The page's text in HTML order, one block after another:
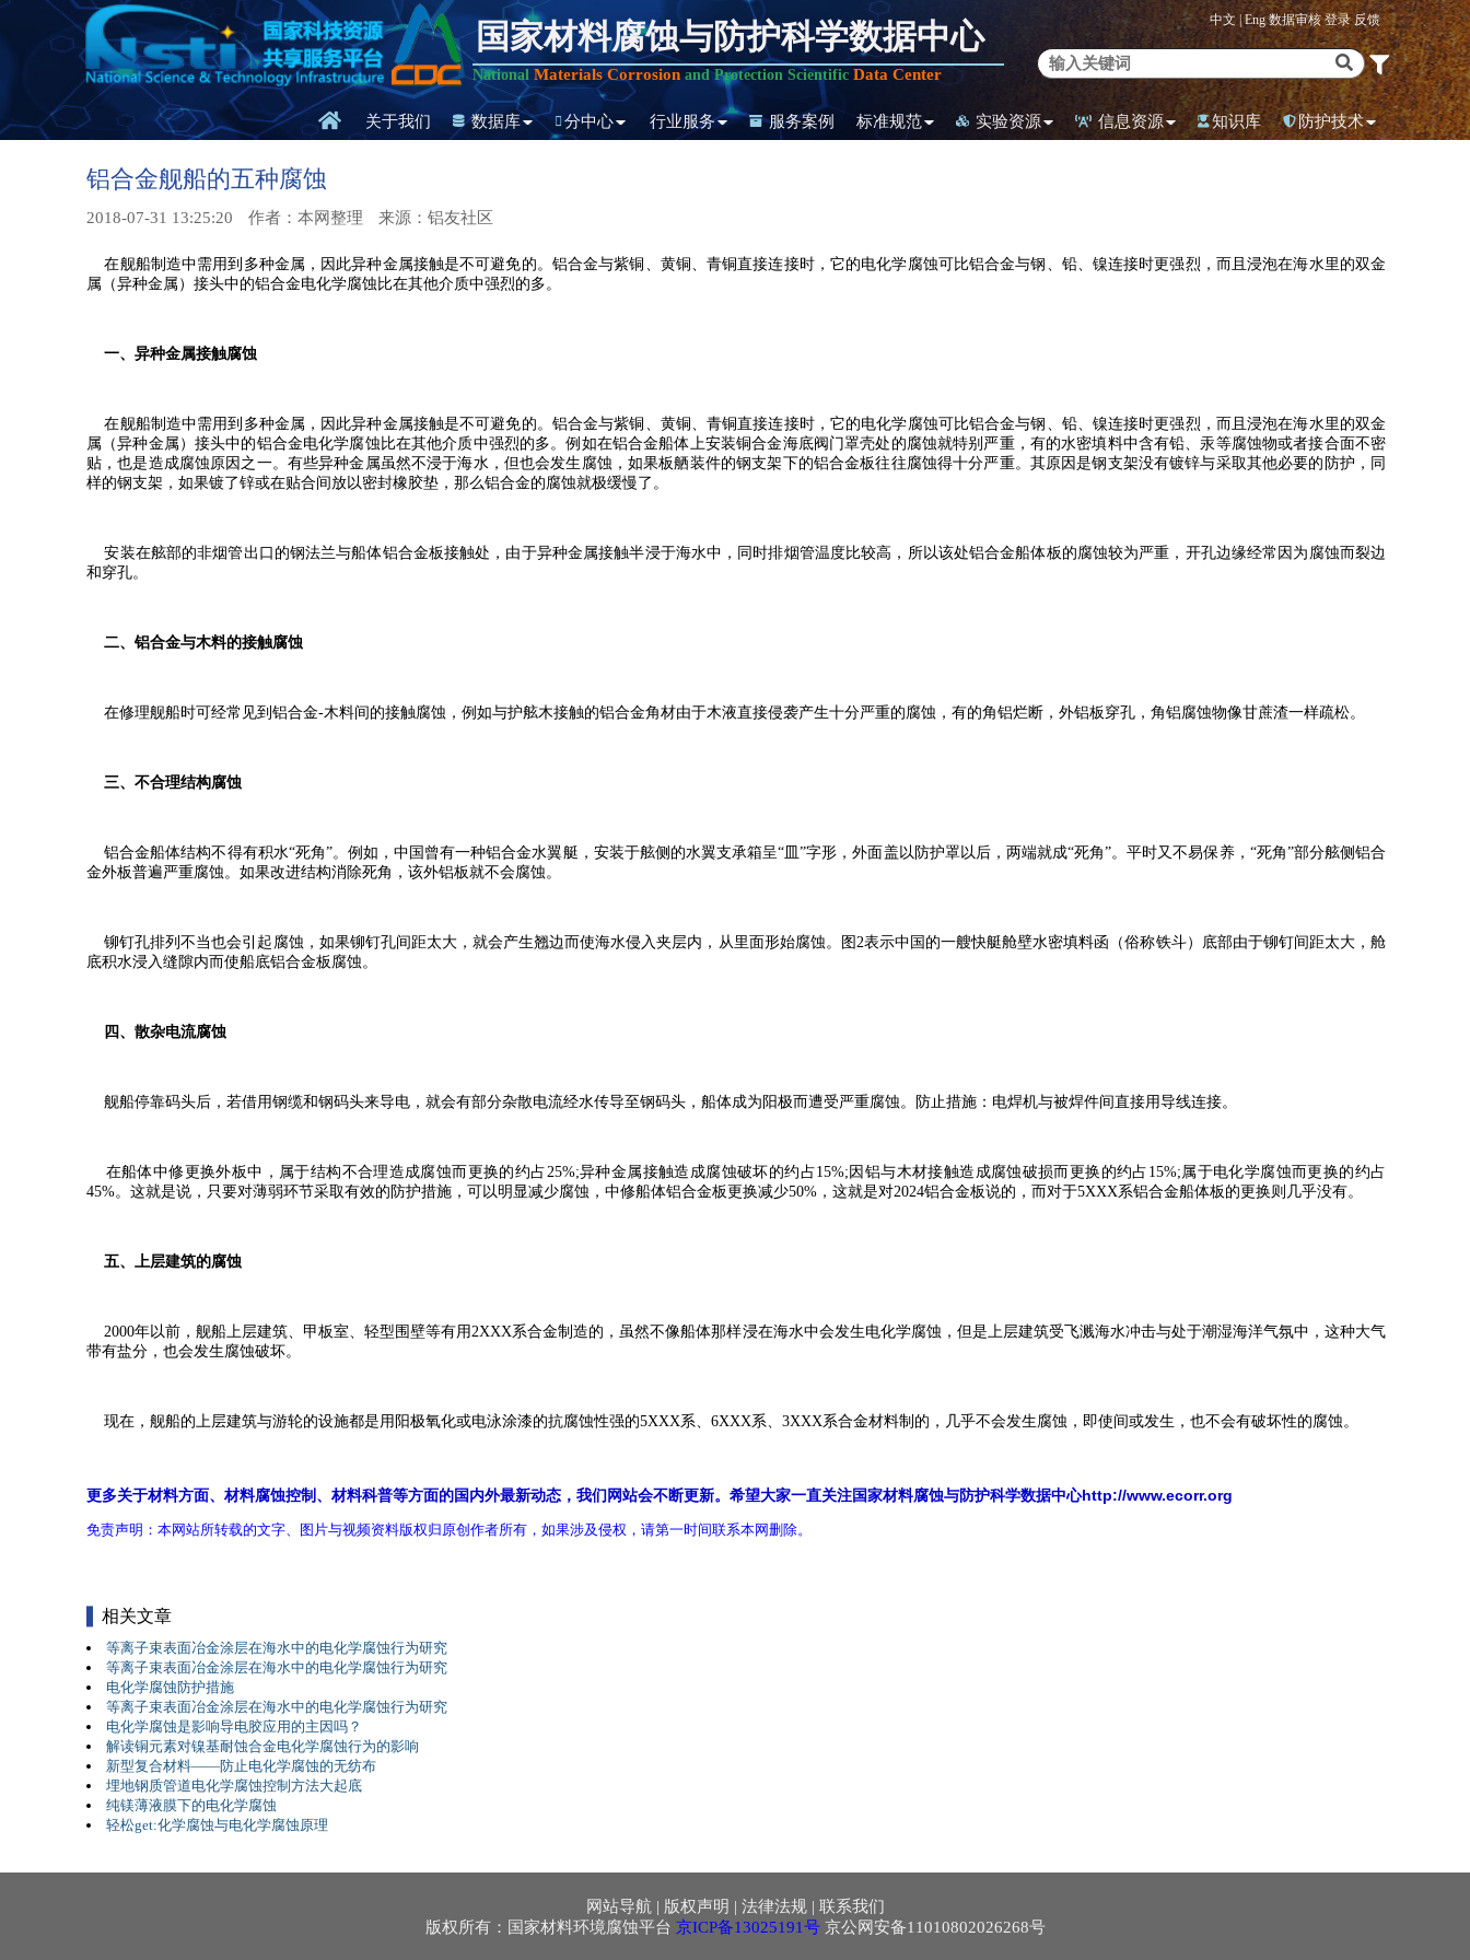
国家材料腐蚀与防护科学数据中心
National Materials Corrosionand Protection Scientific Data Center
中文 |Eng 数据审核登录反馈
关于我们 数据库 分中心 行业服务 服务案例 标准规范 实验资源 信息资源 知识库 防护技术
铝合金舰船的五种腐蚀
2018-07-31 13:25:20 作者：本网整理 来源：铝友社区
在舰船制造中需用到多种金属，因此异种金属接触是不可避免的。铝合金与紫铜、黄铜、青铜直接连接时，它的电化学腐蚀可比铝合金与钢、铅、镍连接时更强烈，而且浸泡在海水里的双金
属（异种金属）接头中的铝合金电化学腐蚀比在其他介质中强烈的多。
一、异种金属接触腐蚀
在舰船制造中需用到多种金属，因此异种金属接触是不可避免的。铝合金与紫铜、黄铜、青铜直接连接时，它的电化学腐蚀可比铝合金与钢、铅、镍连接时更强烈，而且浸泡在海水里的双金
属（异种金属）接头中的铝合金电化学腐蚀比在其他介质中强烈的多。例如在铝合金船体上安装铜合金海底阀门罩壳处的腐蚀就特别严重，有的水密填料中含有铅、汞等腐蚀物或者接合面不密
贴，也是造成腐蚀原因之一。有些异种金属虽然不浸于海水，但也会发生腐蚀，如果板舾装件的钢支架下的铝合金板往往腐蚀得十分严重。其原因是钢支架没有镀锌与采取其他必要的防护，同
样的钢支架，如果镀了锌或在贴合间放以密封橡胶垫，那么铝合金的腐蚀就极缓慢了。
安装在舷部的非烟管出口的钢法兰与船体铝合金板接触处，由于异种金属接触半浸于海水中，同时排烟管温度比较高，所以该处铝合金船体板的腐蚀较为严重，开孔边缘经常因为腐蚀而裂边
和穿孔。
二、铝合金与木料的接触腐蚀
在修理舰船时可经常见到铝合金-木料间的接触腐蚀，例如与护舷木接触的铝合金角材由于木液直接侵袭产生十分严重的腐蚀，有的角铝烂断，外铝板穿孔，角铝腐蚀物像甘蔗渣一样疏松。
三、不合理结构腐蚀
铝合金船体结构不得有积水“死角”。例如，中国曾有一种铝合金水翼艇，安装于舷侧的水翼支承箱呈“皿”字形，外面盖以防护罩以后，两端就成“死角”。平时又不易保养，“死角”部分舷侧铝合
金外板普遍严重腐蚀。如果改进结构消除死角，该外铝板就不会腐蚀。
铆钉孔排列不当也会引起腐蚀，如果铆钉孔间距太大，就会产生翘边而使海水侵入夹层内，从里面形始腐蚀。图2表示中国的一艘快艇舱壁水密填料函（俗称铁斗）底部由于铆钉间距太大，舱
底积水浸入缝隙内而使船底铝合金板腐蚀。
四、散杂电流腐蚀
舰船停靠码头后，若借用钢缆和钢码头来导电，就会有部分杂散电流经水传导至钢码头，船体成为阳极而遭受严重腐蚀。防止措施：电焊机与被焊件间直接用导线连接。
在船体中修更换外板中，属于结构不合理造成腐蚀而更换的约占25%;异种金属接触造成腐蚀破坏的约占15%;因铝与木材接触造成腐蚀破损而更换的约占15%;属于电化学腐蚀而更换的约占
45%。这就是说，只要对薄弱环节采取有效的防护措施，可以明显减少腐蚀，中修船体铝合金板更换减少50%，这就是对2024铝合金板说的，而对于5XXX系铝合金船体板的更换则几乎没有。
五、上层建筑的腐蚀
2000年以前，舰船上层建筑、甲板室、轻型围壁等有用2XXX系合金制造的，虽然不像船体那样浸在海水中会发生电化学腐蚀，但是上层建筑受飞溅海水冲击与处于潮湿海洋气氛中，这种大气
带有盐分，也会发生腐蚀破坏。
现在，舰船的上层建筑与游轮的设施都是用阳极氧化或电泳涂漆的抗腐蚀性强的5XXX系、6XXX系、3XXX系合金材料制的，几乎不会发生腐蚀，即使间或发生，也不会有破坏性的腐蚀。
更多关于材料方面、材料腐蚀控制、材料科普等方面的国内外最新动态，我们网站会不断更新。希望大家一直关注国家材料腐蚀与防护科学数据中心http://www.ecorr.org
免责声明：本网站所转载的文字、图片与视频资料版权归原创作者所有，如果涉及侵权，请第一时间联系本网删除。
相关文章
等离子束表面冶金涂层在海水中的电化学腐蚀行为研究
等离子束表面冶金涂层在海水中的电化学腐蚀行为研究
电化学腐蚀防护措施
等离子束表面冶金涂层在海水中的电化学腐蚀行为研究
电化学腐蚀是影响导电胶应用的主因吗？
解读铜元素对镍基耐蚀合金电化学腐蚀行为的影响
新型复合材料——防止电化学腐蚀的无纺布
埋地钢质管道电化学腐蚀控制方法大起底
纯镁薄液膜下的电化学腐蚀
轻松get:化学腐蚀与电化学腐蚀原理
网站导航 | 版权声明 | 法律法规| 联系我们
版权所有：国家材料环境腐蚀平台 京ICP备13025191号京公网安备11010802026268号